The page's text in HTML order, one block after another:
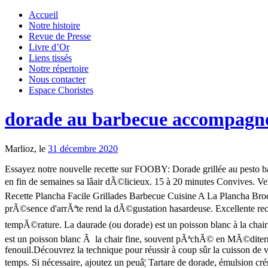
Accueil
Notre histoire
Revue de Presse
Livre d’Or
Liens tissés
Notre répertoire
Nous contacter
Espace Choristes
dorade au barbecue
Marlioz, le 31 décembre 2020
Essayez notre nouvelle recette sur FOOBY: Dorade grillée au pesto basilic-citron. Dorade (ou daurade), bar (ou loup), truite... Lorsque le poisson est sauvage un simple filet d'huile d'olive suffit. Je vais essayer en fin de semaines sa lâair dÃ©licieux. 15 à 20 minutes Convives. Versez le reste dâhuile dans le plat de cuisson. Recette Dorade Recette À Base De Poisson Recettes Poissons Et Fruits De Mer Cuisine Poisson Recette Plancha Facile Grillades Barbecue Cuisine A La Plancha Brochettes Cuisiner. Elles seront Ã©galement utilisÃ©es sous rÃ©serve des options souscrites, Ã des fins de ciblage publicitaire. La prÃ©sence d'arrÃªte rend la dÃ©gustation hasardeuse. Excellente recette! Aujourdâhui, câest une dorade accompagnée dâoignons et de courgettes que jâai cuisiné. alors j'ai fait cuire le poisson au four Ã haute tempÃ©rature. La daurade (ou dorade) est un poisson blanc à la chair fine, souvent pêché en Méditerranée. Huiler la grille. Les tailler en 2 et les déposer délicatement sur le barbecue â¦ La daurade (ou dorade) est un poisson blanc Ã la chair fine, souvent pÃªchÃ© en MÃ©diterranÃ©e. Donnez un arôme boisé à votre poisson, et préparez-le aussi bien grillé qu'en papillote comme cette recette de daurade au fenouil.Découvrez la technique pour réussir à coup sûr la cuisson de votre poisson. Dans une petite poêle, mettre l'huile d'olive et l'échalote sur feu doux et laisser cuire environ 3 mn en mélangeant de temps en temps. Si nécessaire, ajoutez un peuâ¦ Tartare de dorade, émulsion crémée vanille et gingembre. DÃ©licieux, nous avons mÃªme mangÃ© les joues, qui, ma foie, Ã©taient un rÃ©gal. Ricardo Cuisine vous donnera des idées de recettes à faire sur le barbecue. [CHAMPIONNAT DE FRANCE DE BBQ] 12-13 Septembre 2020 Moins de 15 jours avant de vous retrouver au championnat de France de BBQ aux Saintes-Maries-De-La-Mer. En amuse-bouche, entrée ou plat, en grillade ou en papillote, le poisson se cuisine et se marine de mille et une façons. La chair de ce poisson est savoureuse, la sauce persillÃ©e est excellente. Zoom sur cette sélection de 15 recettes gourmandes et bien plus variées à base de dorade. Poser délicatement la dorade sur le barbecue, bien assaisonnée et badigeonnée dâhuile dâolive. Découvrez nos recettes de daurade au barbecue comme cette recette de daurade maître d'hotel.Profitez du meilleur de l'été en dégustant ces plats en plein air ! Nous ne mangeons pas beaucoup de poisson, mais je dois dire que cette recette Ã©tait excellente! Goûtez aux bouchées de poulet, pêches et bacon sur la grille ou aux burgers d\'agneau. Recette de mini-galettes des rois apÃ©ritives, Recettes de Galette des rois Ã la frangipane, Recette de Galette frangipane et spÃ©culoos. Huiler la grille. En raison dâun nombre important de questions, nous ne pouvons malheureusement rÃ©pondre Ã tous. Pour accompagner des viandes rôties, des poissons grillés et même des Åufs au plat, cette purée dâaubergines est parfaite. Préparation : Cuire la dorade en papillote au four à 180°C (th 6) (environ 30 mn). ... Marinade pour poulet au barbecue. Votre commentaire doit se conformer Ã notre nÃ©tiquette. Accompagnement; Salades; ... cette délicieuse dorade royale au barbecue,